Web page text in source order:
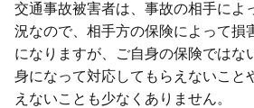
交通事故被害者は、事故の相⼿によ
況なので、相⼿⽅の保険によって損
になりますが、ご⾃⾝の保険ではな
⾝になって対応してもらえないこと
えないことも少なくありません。